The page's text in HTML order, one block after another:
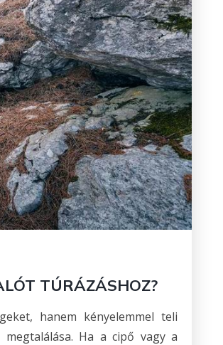
TÚRÁZÁSHOZ?
hanem kényelemmel teli
Ha a cipő vagy a